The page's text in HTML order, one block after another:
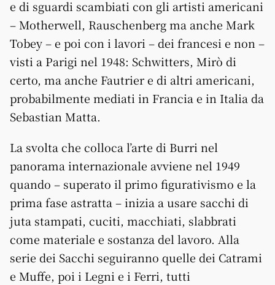
e di sguardi scambiati con gli artisti americani
– Motherwell, Rauschenberg ma anche Mark
Tobey – e poi con i lavori – dei francesi e non –
visti a Parigi nel 1948: Schwitters, Mirò di
certo, ma anche Fautrier e di altri americani,
probabilmente mediati in Francia e in Italia da
Sebastian Matta.
La svolta che colloca l’arte di Burri nel
panorama internazionale avviene nel 1949
quando – superato il primo figurativismo e la
prima fase astratta – inizia a usare sacchi di
juta stampati, cuciti, macchiati, slabbrati
come materiale e sostanza del lavoro. Alla
serie dei Sacchi seguiranno quelle dei Catrami
e Muffe, poi i Legni e i Ferri, tutti